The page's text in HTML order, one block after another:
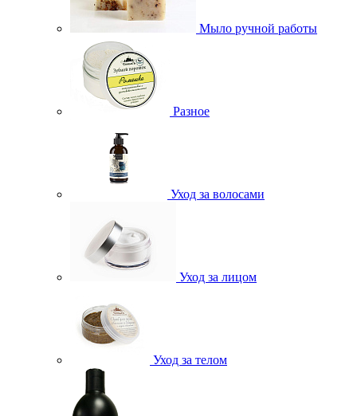
Мыло ручной работы
Разное
Уход за волосами
Уход за лицом
Уход за телом